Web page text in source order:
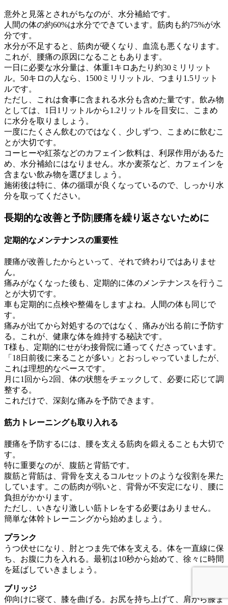
意外と見落とされがちなのが、水分補給です。
人間の体の約60%は水分でできています。筋肉も約75%が水
分です。
水分が不足すると、筋肉が硬くなり、血流も悪くなります。
これが、腰痛の原因になることもあります。
一日に必要な水分量は、体重1キロあたり約30ミリリット
ル。50キロの人なら、1500ミリリットル、つまり1.5リット
ルです。
ただし、これは食事に含まれる水分も含めた量です。飲み物
としては、1日1リットルから1.2リットルを目安に、こまめ
に水分を取りましょう。
一度にたくさん飲むのではなく、少しずつ、こまめに飲むこ
とが大切です。
コーヒーや紅茶などのカフェイン飲料は、利尿作用があるた
め、水分補給にはなりません。水か麦茶など、カフェインを
含まない飲み物を選びましょう。
施術後は特に、体の循環が良くなっているので、しっかり水
分を取ってください。
長期的な改善と予防|腰痛を繰り返さないために
定期的なメンテナンスの重要性
腰痛が改善したからといって、それで終わりではありませ
ん。
痛みがなくなった後も、定期的に体のメンテナンスを行うこ
とが大切です。
車も定期的に点検や整備をしますよね。人間の体も同じで
す。
痛みが出てから対処するのではなく、痛みが出る前に予防す
る。これが、健康な体を維持する秘訣です。
T様も、定期的にせがわ接骨院に通ってくださっています。
「18日前後に来ることが多い」とおっしゃっていましたが、
これは理想的なペースです。
月に1回から2回、体の状態をチェックして、必要に応じて調
整する。
これだけで、深刻な痛みを予防できます。
筋力トレーニングも取り入れる
腰痛を予防するには、腰を支える筋肉を鍛えることも大切で
す。
特に重要なのが、腹筋と背筋です。
腹筋と背筋は、背骨を支えるコルセットのような役割を果た
しています。この筋肉が弱いと、背骨が不安定になり、腰に
負担がかかります。
ただし、いきなり激しい筋トレをする必要はありません。
簡単な体幹トレーニングから始めましょう。
プランク
うつ伏せになり、肘とつま先で体を支える。体を一直線に保
ち、お腹に力を入れる。最初は10秒から始めて、徐々に時間
を延ばしていきましょう。
ブリッジ
仰向けに寝て、膝を曲げる。お尻を持ち上げて、肩から膝ま